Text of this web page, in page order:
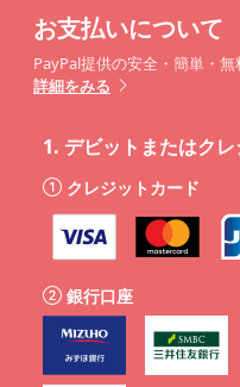
お支払いについて
PayPal提供の安全・簡単・無
詳細をみる
1. デビットまたはク
クレジットカード
銀行口座